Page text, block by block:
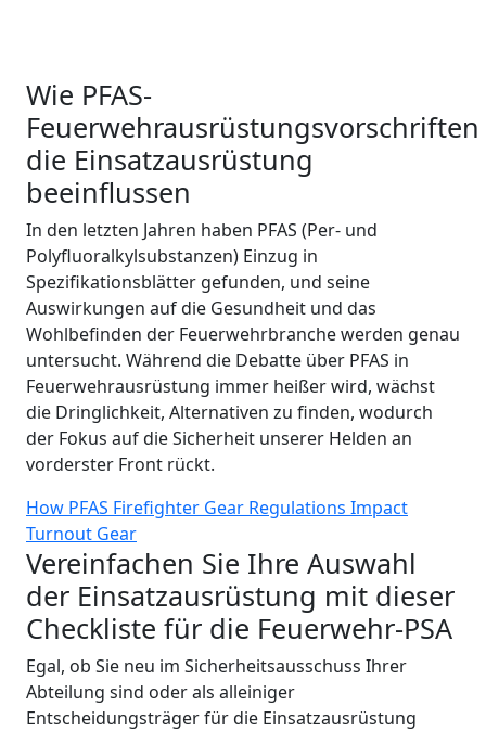
Wie PFAS-
Feuerwehrausrüstungsvorschriften
die Einsatzausrüstung
beeinflussen
In den letzten Jahren haben PFAS (Per- und
Polyfluoralkylsubstanzen) Einzug in
Spezifikationsblätter gefunden, und seine
Auswirkungen auf die Gesundheit und das
Wohlbefinden der Feuerwehrbranche werden genau
untersucht. Während die Debatte über PFAS in
Feuerwehrausrüstung immer heißer wird, wächst
die Dringlichkeit, Alternativen zu finden, wodurch
der Fokus auf die Sicherheit unserer Helden an
vorderster Front rückt.
How PFAS Firefighter Gear Regulations Impact
Turnout Gear
Vereinfachen Sie Ihre Auswahl
der Einsatzausrüstung mit dieser
Checkliste für die Feuerwehr-PSA
Egal, ob Sie neu im Sicherheitsausschuss Ihrer
Abteilung sind oder als alleiniger
Entscheidungsträger für die Einsatzausrüstung